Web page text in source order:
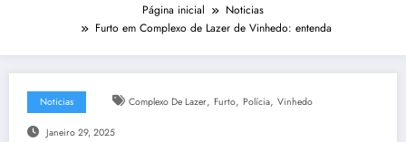
Página inicial
Noticias
Furto em Complexo de Lazer de Vinhedo: entenda
Noticias Complexo De Lazer, Furto, Polícia, Vinhedo
Janeiro 29, 2025